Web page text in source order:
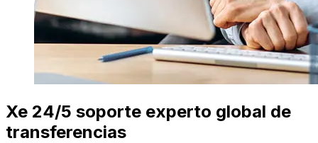
Xe 24/5 soporte experto global de
transferencias